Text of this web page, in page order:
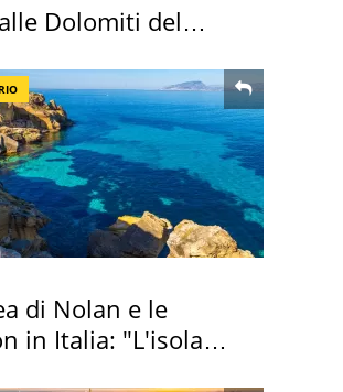
Dolomiti del
di Nolan e le
in Italia: "L'isola